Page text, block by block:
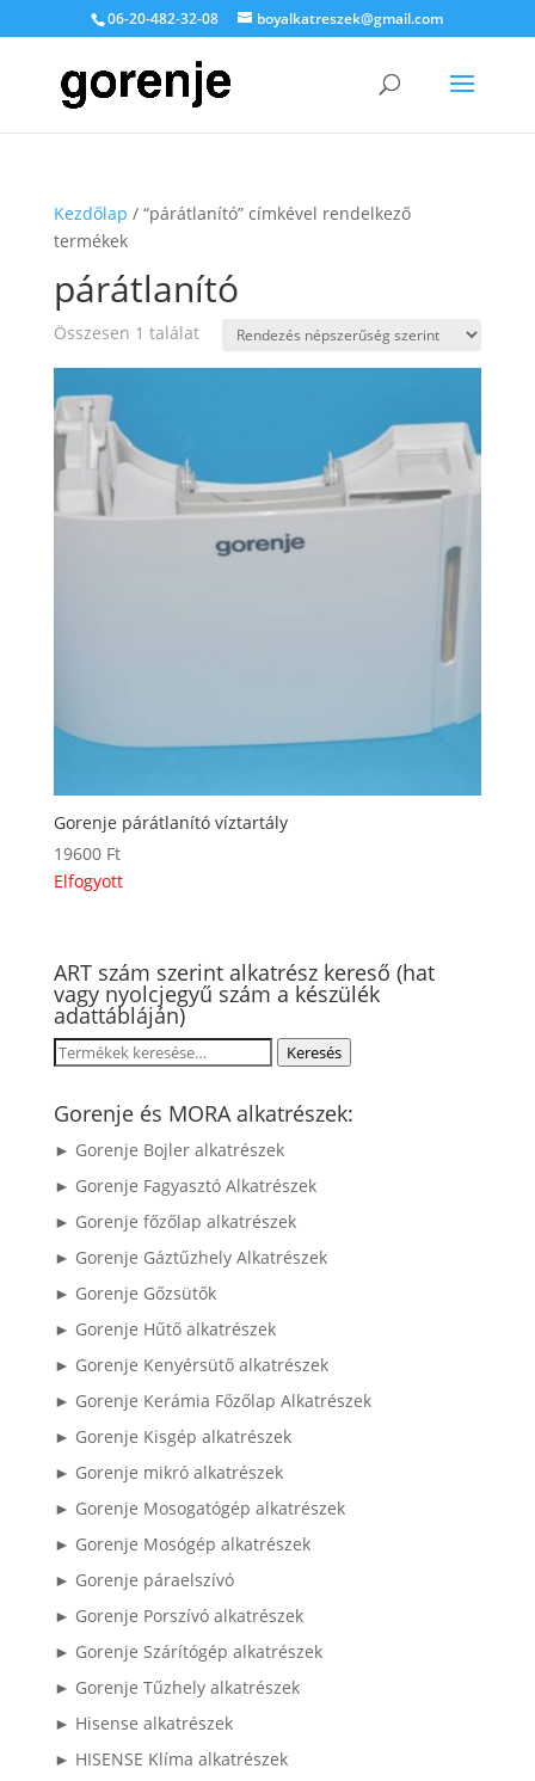
06-20-482-32-08 boyalkatreszek@gmail.com
Kezdőlap / “párátlanító” címkével rendelkező
termékek
párátlanító
Összesen 1 találat
Gorenje párátlanító víztartály
19600 Ft
Elfogyott
ART szám szerint alkatrész kereső (hat
vagy nyolcjegyű szám a készülék
adattábláján)
Keresés
következőre:
Keresés
Gorenje és MORA alkatrészek:
► Gorenje Bojler alkatrészek
► Gorenje Fagyasztó Alkatrészek
► Gorenje főzőlap alkatrészek
► Gorenje Gáztűzhely Alkatrészek
► Gorenje Gőzsütők
► Gorenje Hűtő alkatrészek
► Gorenje Kenyérsütő alkatrészek
► Gorenje Kerámia Főzőlap Alkatrészek
► Gorenje Kisgép alkatrészek
► Gorenje mikró alkatrészek
► Gorenje Mosogatógép alkatrészek
► Gorenje Mosógép alkatrészek
► Gorenje páraelszívó
► Gorenje Porszívó alkatrészek
► Gorenje Szárítógép alkatrészek
► Gorenje Tűzhely alkatrészek
► Hisense alkatrészek
► HISENSE Klíma alkatrészek